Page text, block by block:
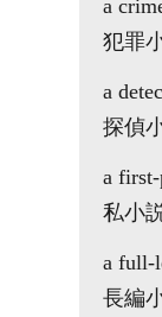
a
犯罪
a
探偵
a
私小
a full-
長編